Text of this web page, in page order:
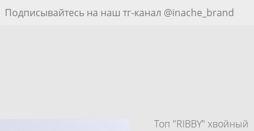
Подписывайтесь на наш тг-канал @inache_brand
Топ "RIBBY" хвойный